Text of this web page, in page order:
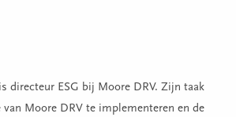
directeur ESG bij Moore DRV. Zijn taak
van Moore DRV te implementeren en de